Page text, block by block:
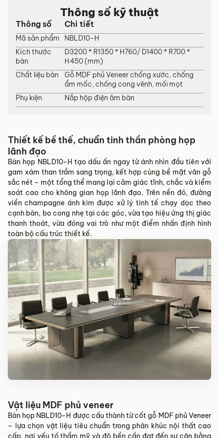
Thông số kỹ thuật
Thông số Chi tiết
Mã sản phẩm
NBLD10-H
Kích thước
bàn
D3200 * R1350 * H760/ D1400 * R700 *
H450 (mm)
Chất liệu bàn
Gỗ MDF phủ Veneer chống xước, chống
ẩm mốc, chống cong vênh, mối mọt
Phụ kiện
Nắp hộp điện âm bàn
Thiết kế bề thế, chuẩn tinh thần phòng họp
lãnh đạo
Bàn họp NBLD10-H tạo dấu ấn ngay từ ánh nhìn đầu tiên với
gam xám than trầm sang trọng, kết hợp cùng bề mặt vân gỗ
sắc nét – một tổng thể mang lại cảm giác tĩnh, chắc và kiểm
soát cao cho không gian họp lãnh đạo. Trên nền đó, đường
viền champagne ánh kim được xử lý tinh tế chạy dọc theo
cạnh bàn, bo cong nhẹ tại các góc, vừa tạo hiệu ứng thị giác
thanh thoát, vừa đóng vai trò như một điểm nhấn định hình
toàn bộ cấu trúc thiết kế.
Vật liệu MDF phủ veneer
Bàn họp NBLD10-H được cấu thành từ cốt gỗ MDF phủ Veneer
– lựa chọn vật liệu tiêu chuẩn trong phân khúc nội thất cao
tỉnh/thành phố khác
Các Tỉnh/ Thành khác ngoài khu vực Hà Nội, Đà Nẵng và
TP. Hồ Chí Minh phí vận chuyển sẽ được tính trên từng đơn
hàng theo từng khu vực.
Phí giao hàng sẽ được MyChair thông báo và xác nhận với
khách hàng trước khi tiến hành thanh toán đơn hàng và
Trong quá trình vận chuyển quý khách có bất kỳ thắc mắc,
phát sinh hoặc góp ý nào vui lòng liên hệ Hotline0942 902
4. Chính sách Đổi trả, Hoàn tiền
Thời hạn:Quý khách có thể đổi/trả sản phẩm trong vòng 3
ngày kể từ ngày nhận hàng.
4.1. Các trường hợp được đổi trả sản phẩm
Sản phẩm bị lỗi do nhà sản xuất.
Giao sai sản phẩm, sai mẫu mã so với đơn hàng.
Sản phẩm hư hỏng trong quá trình vận chuyển (rách, xước,
vỡ…).
Sản phẩm còn nguyên tình trạng ban đầu, chưa qua sử
dụng, còn nguyên chứng từ mua hàng do MyChair cung
cấp có chữ ký của bên bán và bên mua.
* Trường hợp khách hàng đổi trả sản phẩm mà chúng tôi
không còn sản phẩm thay thế, khách hàng không chọn được
mẫu sản phẩm khác ưng ý thì Quý khách sẽ được hoàn tiền
đúng với số tiền đã mua sản phẩm hoặc Quý khách tiến hành
đặt hàng sản xuất theo yêu cầu.
4.2. Các trường hợp không được đổi trả sản
phẩm
hoặc tự ý sửa chữa mà không có sự đồng ý của nhà sản
Sản phẩm sau khi đã được giao hàng, nhận hàng, Quý
khách kiểm tra hàng không có bất kỳ lỗi sản phẩm nào và
đã ký vào biên bản nghiệm thu.